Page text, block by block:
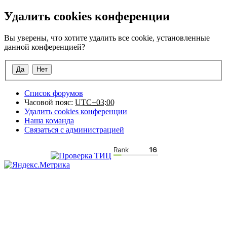
Удалить cookies конференции
Вы уверены, что хотите удалить все cookie, установленные
данной конференцией?
Список форумов
Часовой пояс: UTC+03:00
Удалить cookies конференции
Наша команда
Связаться с администрацией